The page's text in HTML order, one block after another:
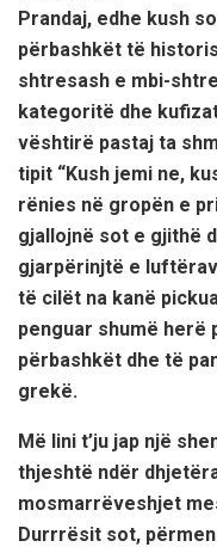
Prandaj, edhe kush
përbashkët të
shtresash e mbi-
kategoritë dhe
vështirë pastaj ta
tipit “Kush jemi ne,
rënies në gropën e
gjallojnë sot e gjithë
gjarpërinjtë e
të cilët na kanë
penguar shumë
përbashkët dhe të
grekë.
Më lini t’ju jap një
thjeshtë ndër
mosmarrëveshjet
Durrrësit sot,